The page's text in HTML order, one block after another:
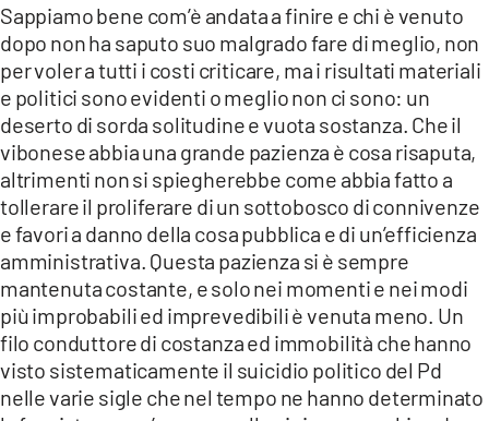
App
ANDROID
APPLE
Sappiamo bene com’è andata a finire e chi è venuto
dopo non ha saputo suo malgrado fare di meglio, non
per voler a tutti i costi criticare, ma i risultati materiali
e politici sono evidenti o meglio non ci sono: un
deserto di sorda solitudine e vuota sostanza. Che il
vibonese abbia una grande pazienza è cosa risaputa,
altrimenti non si spiegherebbe come abbia fatto a
tollerare il proliferare di un sottobosco di connivenze
e favori a danno della cosa pubblica e di un’efficienza
amministrativa. Questa pazienza si è sempre
mantenuta costante, e solo nei momenti e nei modi
più improbabili ed imprevedibili è venuta meno. Un
filo conduttore di costanza ed immobilità che hanno
visto sistematicamente il suicidio politico del Pd
nelle varie sigle che nel tempo ne hanno determinato